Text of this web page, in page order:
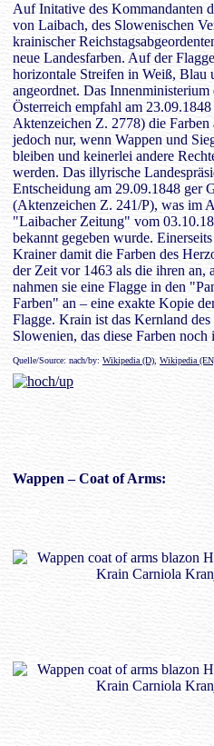
Auf Initative des Kommandanten
von Laibach, des Slowenischen
krainischer
neue Landesfarben. Auf der
horizontale Streifen in Weiß, Blau
angeordnet. Das Innenministerium
Österreich empfahl am
Aktenzeichen Z. 2778) die Farben
jedoch nur, wenn Wappen und
bleiben und keinerlei andere
werden. Das illyrische
Entscheidung am 29.09.1848 ger
(Aktenzeichen Z. 241/P), was im
"Laibacher Zeitung" vom
bekannt gegeben wurde.
Krainer damit die Farben des
der Zeit vor 1463 als die ihren an,
nahmen sie eine Flagge in den
Farben" an – eine exakte Kopie
Flagge. Krain ist das Kernland des
Slowenien, das diese Farben noch
Quelle/Source: nach/by: Wikipedia (D) Wikipedia
Wappen – Coat of Arms: